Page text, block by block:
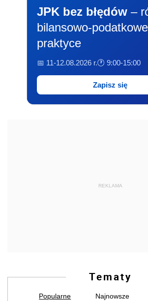
JPK bez błędów –
bilansowo-
praktyce
📅 11-12.08.2026 r.🕐 9:00-15:00
Zapisz się
REKLAMA
Tematy
Popularne Najnowsze